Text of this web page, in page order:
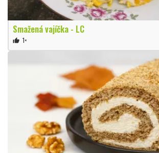
Smažená vajíčka - LC
thumb_up 1×